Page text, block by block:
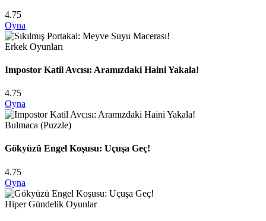
4.75
Oyna
Erkek Oyunları
Impostor Katil Avcısı: Aramızdaki Haini Yakala!
4.75
Oyna
Bulmaca (Puzzle)
Gökyüzü Engel Koşusu: Uçuşa Geç!
4.75
Oyna
Hiper Gündelik Oyunlar